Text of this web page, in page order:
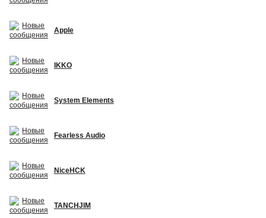
Apple
IKKO
System Elements
Fearless Audio
NiceHCK
TANCHJIM